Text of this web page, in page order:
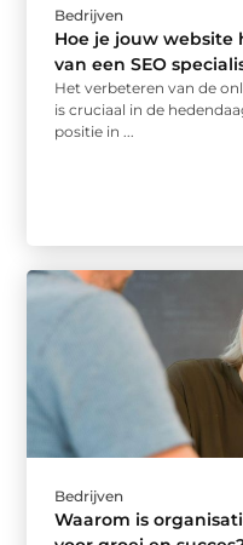
Bedrijven
Hoe je jouw website
van een SEO
Het verbeteren van de
is cruciaal in de
positie in ...
Bedrijven
Waarom is